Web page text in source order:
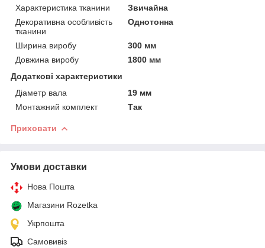
Характеристика тканини
Звичайна
Декоративна особливість
тканини
Однотонна
Ширина виробу
300 мм
Довжина виробу
1800 мм
Додаткові характеристики
Діаметр вала
19 мм
Монтажний комплект
Так
Приховати
Умови доставки
Нова Пошта
Магазини Rozetka
Укрпошта
Самовивіз